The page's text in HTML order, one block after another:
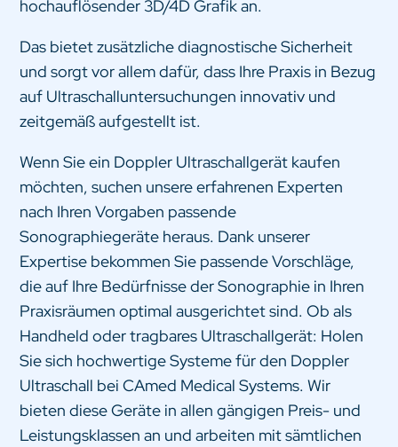
hochauflösender 3D/4D Grafik an.
Das bietet zusätzliche diagnostische Sicherheit
und sorgt vor allem dafür, dass Ihre Praxis in Bezug
auf Ultraschalluntersuchungen innovativ und
zeitgemäß aufgestellt ist.
Wenn Sie ein Doppler Ultraschallgerät kaufen
möchten, suchen unsere erfahrenen Experten
nach Ihren Vorgaben passende
Sonographiegeräte heraus. Dank unserer
Expertise bekommen Sie passende Vorschläge,
die auf Ihre Bedürfnisse der Sonographie in Ihren
Praxisräumen optimal ausgerichtet sind. Ob als
Handheld oder tragbares Ultraschallgerät: Holen
Sie sich hochwertige Systeme für den Doppler
Ultraschall bei CAmed Medical Systems. Wir
bieten diese Geräte in allen gängigen Preis- und
Leistungsklassen an und arbeiten mit sämtlichen